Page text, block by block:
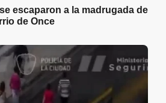
escaparon a la madrugada de
de Once